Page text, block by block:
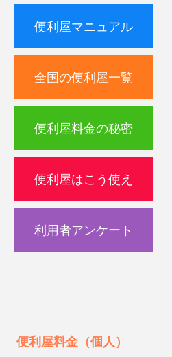
便利屋マニュアル
全国の便利屋一覧
便利屋料金の秘密
便利屋はこう使え
利用者アンケート
便利屋料金（個人）